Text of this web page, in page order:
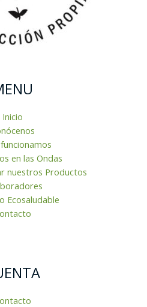
Inicio
en las Ondas
nuestros Productos
Ecosaludable